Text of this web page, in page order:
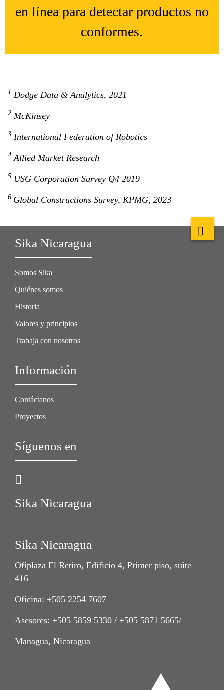
en línea para detectar productos no
conformes.
1 Dodge Data & Analytics, 2021
2 McKinsey
3 International Federation of Robotics
4 Allied Market Research
5 USG Corporation Survey Q4 2019
6 Global Constructions Survey, KPMG, 2023
Sika Nicaragua
Somos Sika
Quiénes somos
Historia
Valores y principios
Trabaja con nosotros
Información
Contáctanos
Proyectos
Síguenos en
Sika Nicaragua
Sika Nicaragua
Ofiplaza El Retiro, Edificio 4, Primer piso, suite
416
Oficina: +505 2254 7607
Asesores: +505 5859 5330 / +505 5871 5665/
Managua, Nicaragua